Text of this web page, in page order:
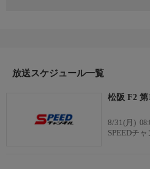
放送スケジュール一覧
松阪 F2
8/31(月)
SPEEDチ